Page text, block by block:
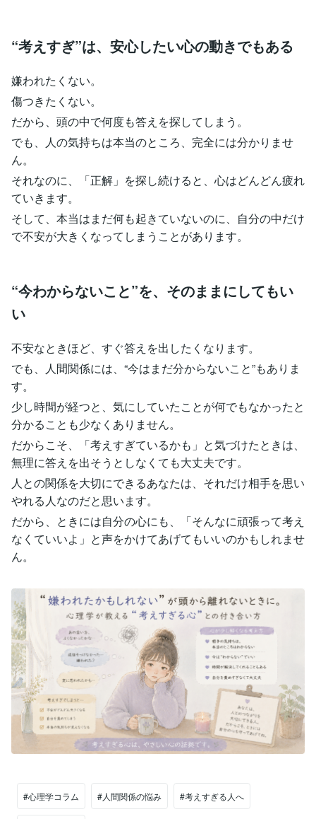
“考えすぎ”は、安心したい心の動きでもある
嫌われたくない。
傷つきたくない。
だから、頭の中で何度も答えを探してしまう。
でも、人の気持ちは本当のところ、完全には分かりませ
ん。
それなのに、「正解」を探し続けると、心はどんどん疲れ
ていきます。
そして、本当はまだ何も起きていないのに、自分の中だけ
で不安が大きくなってしまうことがあります。
“今わからないこと”を、そのままにしてもい
い
不安なときほど、すぐ答えを出したくなります。
でも、人間関係には、“今はまだ分からないこと”もありま
す。
少し時間が経つと、気にしていたことが何でもなかったと
分かることも少なくありません。
だからこそ、「考えすぎているかも」と気づけたときは、
無理に答えを出そうとしなくても大丈夫です。
人との関係を大切にできるあなたは、それだけ相手を思い
やれる人なのだと思います。
だから、ときには自分の心にも、「そんなに頑張って考え
なくていいよ」と声をかけてあげてもいいのかもしれませ
ん。
#心理学コラム #人間関係の悩み #考えすぎる人へ